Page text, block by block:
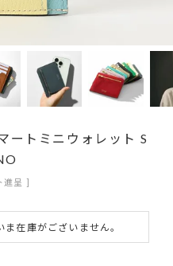
ートミニウォレット S
進呈 ]
在庫がございません。